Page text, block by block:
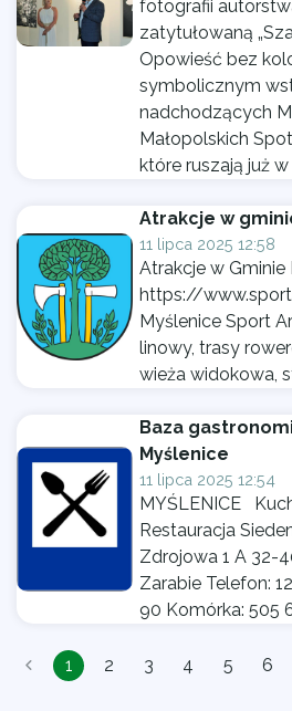
fotografii
zatytułowaną
Opowieść bez
symbolicznym
nadchodzących
Małopolskich
które ruszają już w
Atrakcje w
11 lipca 2025 12:58
Atrakcje w Gminie
https://
Myślenice Sport
linowy, trasy
wieża widokowa,
Baza
Myślenice
11 lipca 2025 12:54
MYŚLENICE
Restauracja
Zdrojowa 1 A 32-
Zarabie Telefon:
90 Komórka: 505
1 2 3 4 5 6